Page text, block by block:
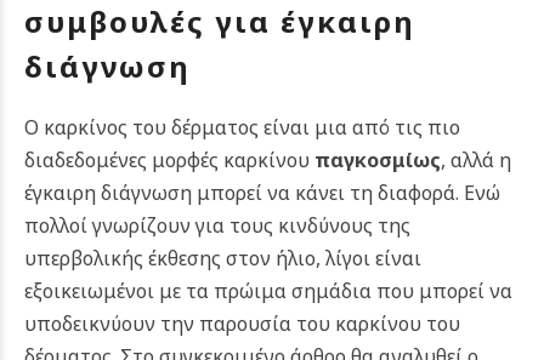
συμβουλές για έγκαιρη
διάγνωση
Ο καρκίνος του δέρματος είναι μια από τις πιο
διαδεδομένες μορφές καρκίνου παγκοσμίως, αλλά η
έγκαιρη διάγνωση μπορεί να κάνει τη διαφορά. Ενώ
πολλοί γνωρίζουν για τους κινδύνους της
υπερβολικής έκθεσης στον ήλιο, λίγοι είναι
εξοικειωμένοι με τα πρώιμα σημάδια που μπορεί να
υποδεικνύουν την παρουσία του καρκίνου του